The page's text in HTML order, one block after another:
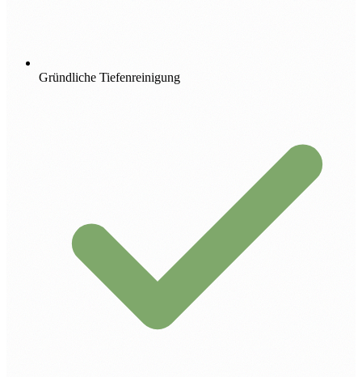
Gründliche Tiefenreinigung